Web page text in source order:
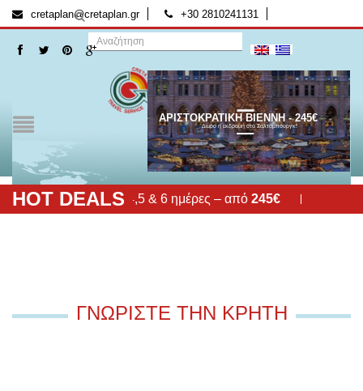
cretaplan@cretaplan.gr +30 2810241131
ΑΡΙΣΤΟΚΡΑΤΙΚΗ ΒΙΕΝΝΗ - 245€
Δώρο η εκδρομή στο Σάλτσμπουργκ!
HOT DEALS
το Σάλτσμπουργκ – 4,5 & 6 ημέρες – από245€
ΓΝΩΡΙΣΤΕ ΤΗΝ ΚΡΗΤΗ